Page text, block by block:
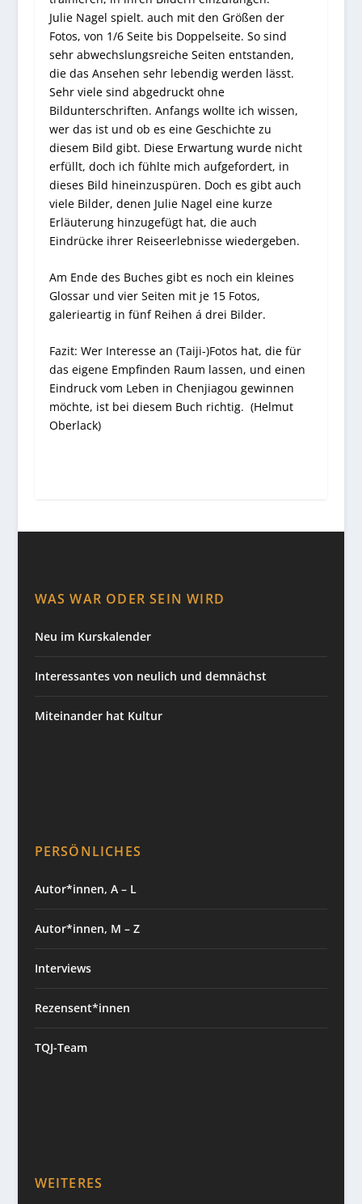
Julie Nagel spielt. auch mit den Größen der
Fotos, von 1/6 Seite bis Doppelseite. So sind
sehr abwechslungsreiche Seiten entstanden,
die das Ansehen sehr lebendig werden lässt.
Sehr viele sind abgedruckt ohne
Bildunterschriften. Anfangs wollte ich wissen,
wer das ist und ob es eine Geschichte zu
diesem Bild gibt. Diese Erwartung wurde nicht
erfüllt, doch ich fühlte mich aufgefordert, in
dieses Bild hineinzuspüren. Doch es gibt auch
viele Bilder, denen Julie Nagel eine kurze
Erläuterung hinzugefügt hat, die auch
Eindrücke ihrer Reiseerlebnisse wiedergeben.
Am Ende des Buches gibt es noch ein kleines
Glossar und vier Seiten mit je 15 Fotos,
galerieartig in fünf Reihen á drei Bilder.
Fazit: Wer Interesse an (Taiji-)Fotos hat, die für
das eigene Empfinden Raum lassen, und einen
Eindruck vom Leben in Chenjiagou gewinnen
möchte, ist bei diesem Buch richtig. (Helmut
Oberlack)
WAS WAR ODER SEIN WIRD
Neu im Kurskalender
Interessantes von neulich und demnächst
Miteinander hat Kultur
PERSÖNLICHES
Autor*innen, A – L
Autor*innen, M – Z
Interviews
Rezensent*innen
TQJ-Team
WEITERES